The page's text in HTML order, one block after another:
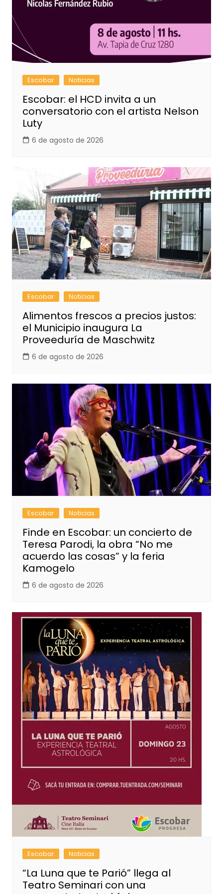
Escobar Noticias
Escobar: el HCD invita a un
conversatorio con el artista Nelson
Luty
6 de agosto de 2026
Escobar Noticias
Alimentos frescos a precios justos:
el Municipio inaugura La
Proveeduría de Maschwitz
6 de agosto de 2026
Escobar Noticias
Finde en Escobar: un concierto de
Teresa Parodi, la obra “No me
acuerdo las cosas” y la feria
Kamogelo
6 de agosto de 2026
Escobar Noticias
“La Luna que te Parió” llega al
Teatro Seminari con una